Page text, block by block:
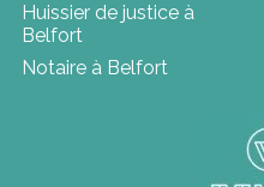
Huissier de justice à
Belfort
Notaire à Belfort